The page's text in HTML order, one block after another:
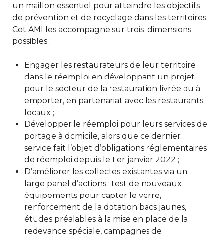
un maillon essentiel pour atteindre les objectifs
de prévention et de recyclage dans les territoires.
Cet AMI les accompagne sur trois dimensions
possibles :
Engager les restaurateurs de leur territoire
dans le réemploi en développant un projet
pour le secteur de la restauration livrée ou à
emporter, en partenariat avec les restaurants
locaux ;
Développer le réemploi pour leurs services de
portage à domicile, alors que ce dernier
service fait l’objet d’obligations réglementaires
de réemploi depuis le 1 er janvier 2022 ;
D’améliorer les collectes existantes via un
large panel d’actions : test de nouveaux
équipements pour capter le verre,
renforcement de la dotation bacs jaunes,
études préalables à la mise en place de la
redevance spéciale, campagnes de